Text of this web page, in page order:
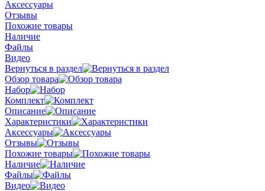
Аксессуары
Отзывы
Похожие товары
Наличие
Файлы
Видео
Вернуться в раздел
Обзор товара
Набор
Комплект
Описание
Характеристики
Аксессуары
Отзывы
Похожие товары
Наличие
Файлы
Видео